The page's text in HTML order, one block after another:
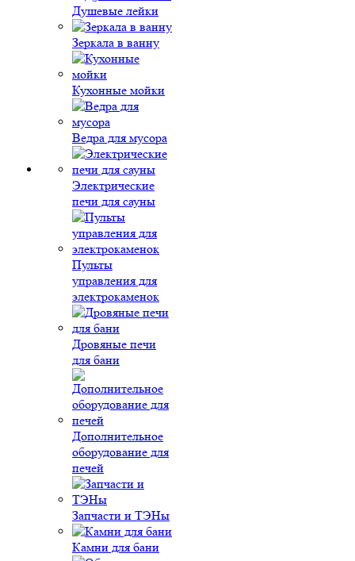
Душевые лейки
Зеркала в ванну
Кухонные мойки
Ведра для мусора
Электрические
печи для сауны
Пульты
управления для
электрокаменок
Дровяные печи
для бани
Дополнительное
оборудование для
печей
Запчасти и ТЭНы
Камни для бани